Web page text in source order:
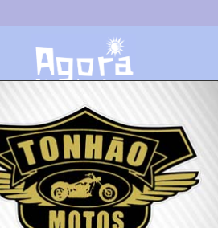
Cultura Polícia Economia